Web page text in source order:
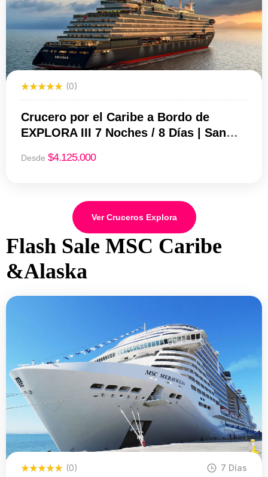
(0)
Crucero por el Caribe a Bordo de
EXPLORA III 7 Noches / 8 Días | San
de 2026
Desde $4.125.000
Ver Cruceros Explora
Flash Sale MSC Caribe
&Alaska
(0) 7 Días